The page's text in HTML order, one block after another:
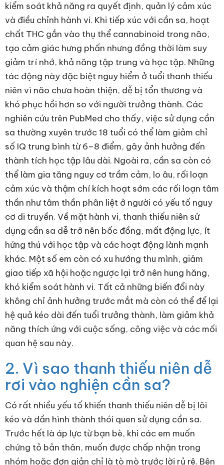
kiểm soát khả năng ra quyết định, quản lý cảm xúc
và điều chỉnh hành vi. Khi tiếp xúc với cần sa, hoạt
chất THC gắn vào thụ thể cannabinoid trong não,
tạo cảm giác hưng phấn nhưng đồng thời làm suy
giảm trí nhớ, khả năng tập trung và học tập. Những
tác động này đặc biệt nguy hiểm ở tuổi thanh thiếu
niên vì não chưa hoàn thiện, dễ bị tổn thương và
khó phục hồi hơn so với người trưởng thành. Các
nghiên cứu trên PubMed cho thấy, việc sử dụng cần
sa thường xuyên trước 18 tuổi có thể làm giảm chỉ
số IQ trung bình từ 6–8 điểm, gây ảnh hưởng đến
thành tích học tập lâu dài. Ngoài ra, cần sa còn có
thể làm gia tăng nguy cơ trầm cảm, lo âu, rối loạn
cảm xúc và thậm chí kích hoạt sớm các rối loạn tâm
thần như tâm thần phân liệt ở người có yếu tố nguy
cơ di truyền. Về mặt hành vi, thanh thiếu niên sử
dụng cần sa dễ trở nên bốc đồng, mất động lực, ít
hứng thú với học tập và các hoạt động lành mạnh
khác. Một số em còn có xu hướng thu mình, giảm
giao tiếp xã hội hoặc ngược lại trở nên hung hăng,
khó kiểm soát hành vi. Tất cả những biến đổi này
không chỉ ảnh hưởng trước mắt mà còn có thể để lại
hệ quả kéo dài đến tuổi trưởng thành, làm giảm khả
năng thích ứng với cuộc sống, công việc và các mối
quan hệ sau này.
2. Vì sao thanh thiếu niên dễ
rơi vào nghiện cần sa?
Có rất nhiều yếu tố khiến thanh thiếu niên dễ bị lôi
kéo và dần hình thành thói quen sử dụng cần sa.
Trước hết là áp lực từ bạn bè, khi các em muốn
chứng tỏ bản thân, muốn được chấp nhận trong
nhóm hoặc đơn giản chỉ là tò mò trước lời rủ rê. Bên